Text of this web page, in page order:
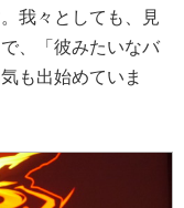
我々としても、見
、「彼みたいなバ
も出始めていま